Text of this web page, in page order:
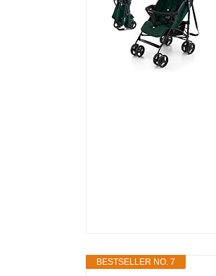
BESTSELLER NO. 7